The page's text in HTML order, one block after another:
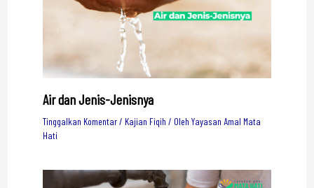
Air dan Jenis-Jenisnya
Tinggalkan Komentar/ Kajian Fiqih / Oleh Yayasan Amal Mata
Hati